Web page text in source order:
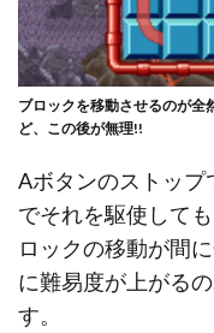
ブロックを移動させるのが
ど、この後が無理!!
Aボタンのストッ
でそれを駆使して
ロックの移動が間
に難易度が上がる
す。